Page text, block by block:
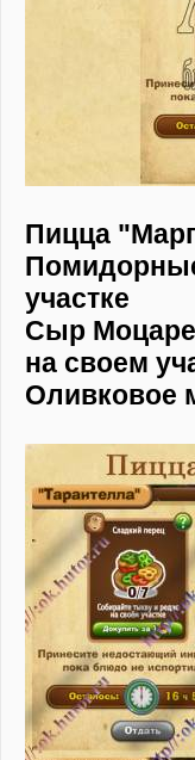
Пицца
участке
Сыр
на своем
Оливковое